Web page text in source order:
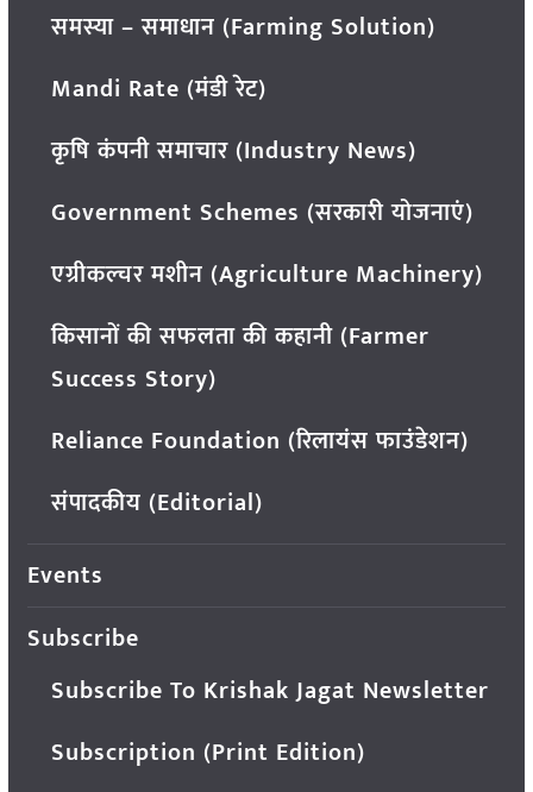
समस्या – समाधान (Farming Solution)
Mandi Rate (मंडी रेट)
कृषि कंपनी समाचार (Industry News)
Government Schemes (सरकारी योजनाएं)
एग्रीकल्चर मशीन (Agriculture Machinery)
किसानों की सफलता की कहानी (Farmer
Success Story)
Reliance Foundation (रिलायंस फाउंडेशन)
संपादकीय (Editorial)
Events
Subscribe
Subscribe To Krishak Jagat Newsletter
Subscription (Print Edition)